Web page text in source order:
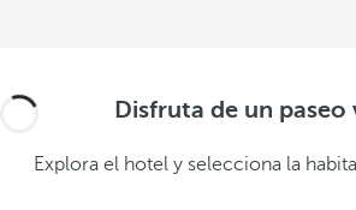
Disfruta de un paseo
Explora el hotel y selecciona la